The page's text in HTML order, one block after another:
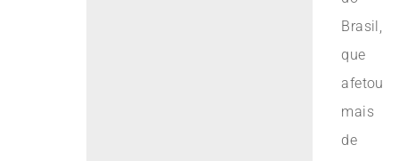
Brasil,
que
afetou
mais
de